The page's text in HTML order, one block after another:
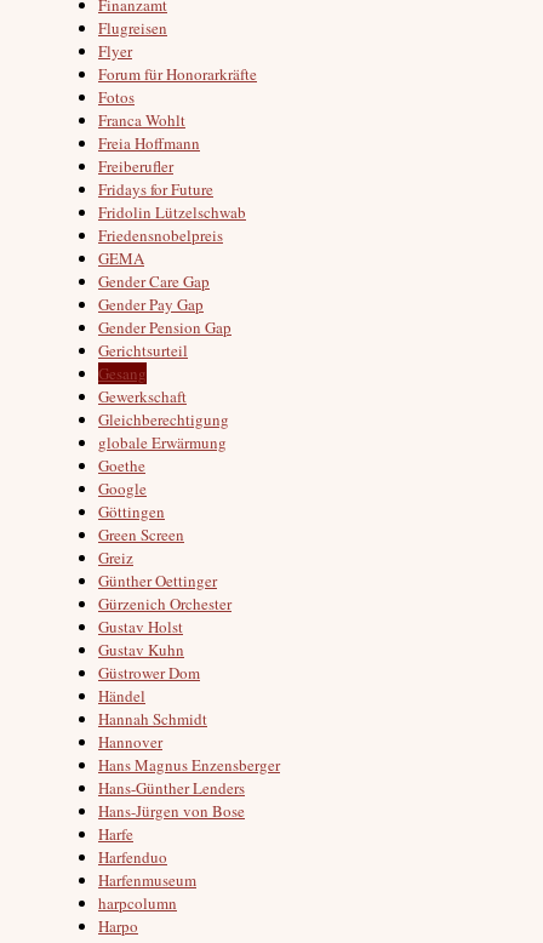
Finanzamt
Flugreisen
Flyer
Forum für Honorarkräfte
Fotos
Franca Wohlt
Freia Hoffmann
Freiberufler
Fridays for Future
Fridolin Lützelschwab
Friedensnobelpreis
GEMA
Gender Care Gap
Gender Pay Gap
Gender Pension Gap
Gerichtsurteil
Gesang
Gewerkschaft
Gleichberechtigung
globale Erwärmung
Goethe
Google
Göttingen
Green Screen
Greiz
Günther Oettinger
Gürzenich Orchester
Gustav Holst
Gustav Kuhn
Güstrower Dom
Händel
Hannah Schmidt
Hannover
Hans Magnus Enzensberger
Hans-Günther Lenders
Hans-Jürgen von Bose
Harfe
Harfenduo
Harfenmuseum
harpcolumn
Harpo